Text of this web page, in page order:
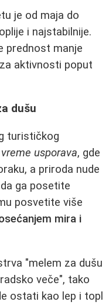
je od maja do
i najstabilnije.
prednost manje
aktivnosti poput
dušu
turističkog
vreme usporava, gde
a priroda nude
ga posetite
posvetite više
mira i
"melem za dušu
veče", tako
ostati kao lep i topl